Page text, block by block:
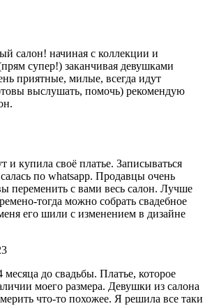
салон! начиная с коллекции и
супер!) заканчивая девушками
приятные, милые, всегда идут
выслушать, помочь) рекомендую
и купила своё платье. Записываться
по whatsapp. Продавцы очень
переменить с вами весь салон. Лучше
тогда можно собрать свадебное
его шили с изменением в дизайне
до свадьбы. Платье, которое
моего размера. Девушки из салона
что-то похожее. Я решила все таки